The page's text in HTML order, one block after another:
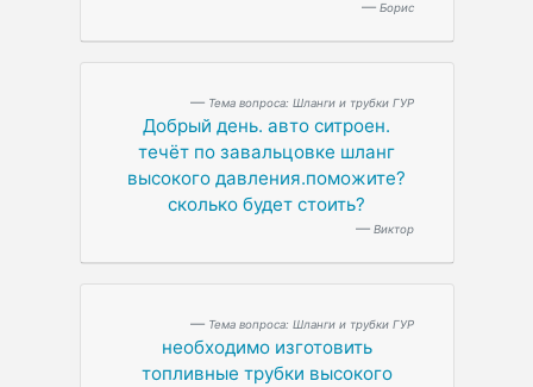
Борис
Тема вопроса: Шланги и трубки ГУР
Добрый день. авто ситроен.
течёт по завальцовке шланг
высокого давления.поможите?
сколько будет стоить?
Виктор
Тема вопроса: Шланги и трубки ГУР
необходимо изготовить
топливные трубки высокого